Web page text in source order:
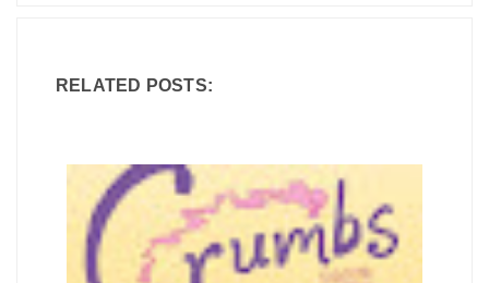
RELATED POSTS: